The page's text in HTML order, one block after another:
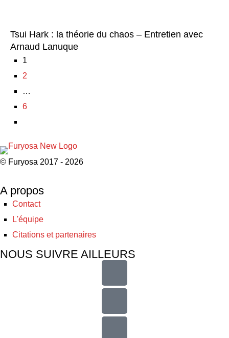
Tsui Hark : la théorie du chaos – Entretien avec
Arnaud Lanuque
1
2
…
6
© Furyosa 2017 - 2026
A propos
Contact
L'équipe
Citations et partenaires
NOUS SUIVRE AILLEURS